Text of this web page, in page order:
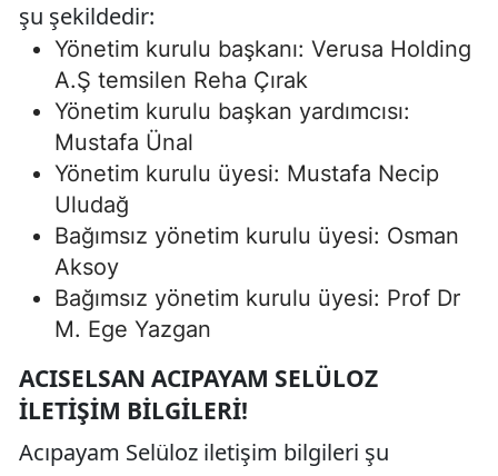
şu şekildedir:
Yönetim kurulu başkanı: Verusa Holding
A.Ş temsilen Reha Çırak
Yönetim kurulu başkan yardımcısı:
Mustafa Ünal
Yönetim kurulu üyesi: Mustafa Necip
Uludağ
Bağımsız yönetim kurulu üyesi: Osman
Aksoy
Bağımsız yönetim kurulu üyesi: Prof Dr
M. Ege Yazgan
ACISELSAN ACIPAYAM SELÜLOZ
İLETIŞIM BILGILERI!
Acıpayam Selüloz iletişim bilgileri şu